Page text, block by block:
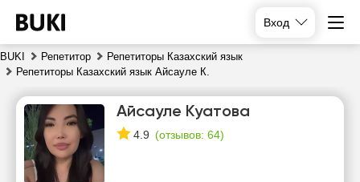
Вход
BUKI Репетитор
Репетиторы Казахский язык
Репетиторы Казахский язык Айсауле К.
Айсауле Куатова
4.9 (отзывов: 64)